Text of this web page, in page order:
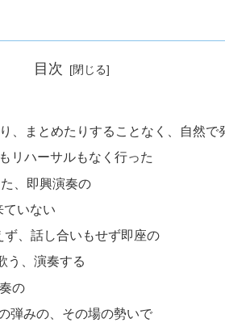
目次
まとめたりすることなく、自然で
リハーサルもなく行った
、即興演奏の
いない
、話し合いもせず即座の
、演奏する
の
弾みの、その場の勢いで